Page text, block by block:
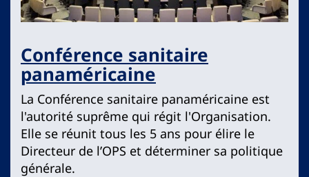
Conférence sanitaire
panaméricaine
La Conférence sanitaire panaméricaine est
l'autorité suprême qui régit l'Organisation.
Elle se réunit tous les 5 ans pour élire le
Directeur de l’OPS et déterminer sa politique
générale.